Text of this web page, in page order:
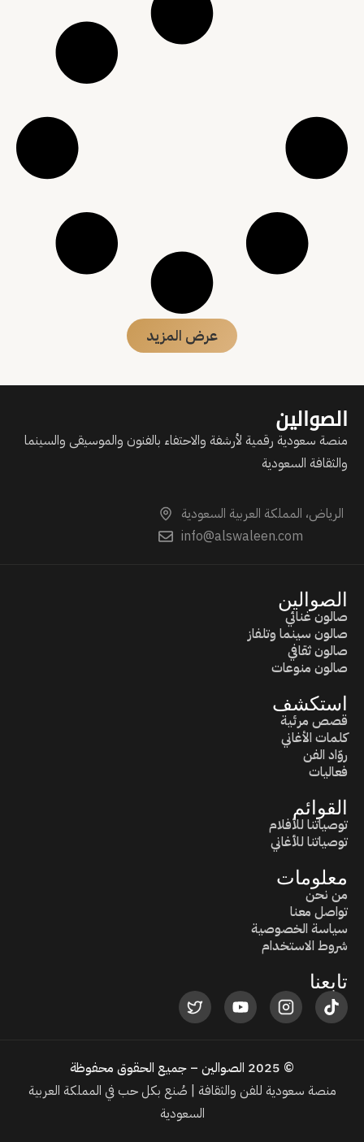
عرض المزيد
الصوالين
منصة سعودية رقمية لأرشفة والاحتفاء بالفنون والموسيقى والسينما
والثقافة السعودية
الرياض، المملكة العربية السعودية
info@alswaleen.com
الصوالين
صالون غنائي
صالون سينما وتلفاز
صالون ثقافي
صالون منوعات
استكشف
قصص مرئية
كلمات الأغاني
روّاد الفن
فعاليات
القوائم
توصياتنا للأفلام
توصياتنا للأغاني
معلومات
من نحن
تواصل معنا
سياسة الخصوصية
شروط الاستخدام
تابعنا
© 2025 الصوالين – جميع الحقوق محفوظة
منصة سعودية للفن والثقافة | صُنع بكل حب في المملكة العربية
السعودية